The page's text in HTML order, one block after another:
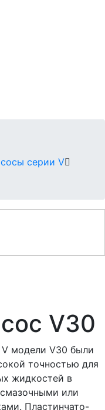
серии V
V30
модели V30 были
точностью для
жидкостей в
или
Пластинчато-